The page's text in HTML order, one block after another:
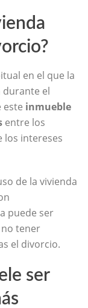
en el que la
durante el
este inmueble
entre los
los intereses
de la vivienda
puede ser
tener
el divorcio.
ser